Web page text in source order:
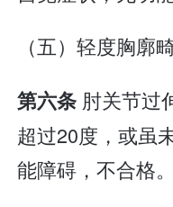
（五）轻度胸廓
第六条 肘关节过
超过20度，或虽
能障碍，不合格。